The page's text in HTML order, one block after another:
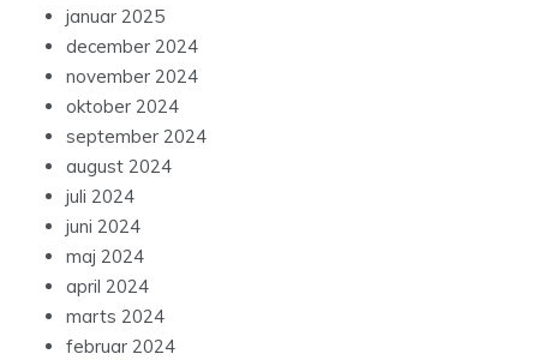
januar 2025
december 2024
november 2024
oktober 2024
september 2024
august 2024
juli 2024
juni 2024
maj 2024
april 2024
marts 2024
februar 2024